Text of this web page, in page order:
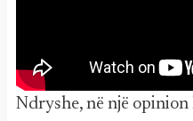
Ndryshe, në një